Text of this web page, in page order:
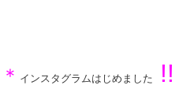
＊ インスタグラムはじめました !!